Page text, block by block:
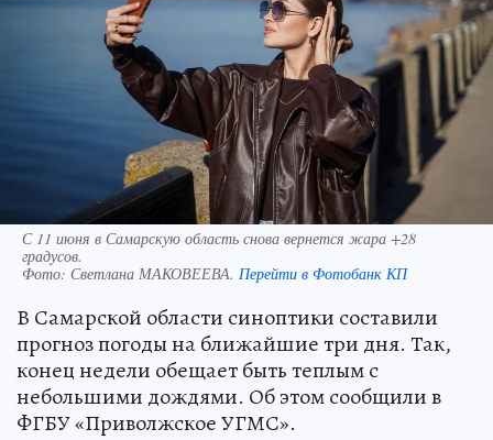
С 11 июня в Самарскую область снова вернется жара +28
градусов.
Фото: Светлана МАКОВЕЕВА. Перейти в Фотобанк КП
В Самарской области синоптики составили
прогноз погоды на ближайшие три дня. Так,
конец недели обещает быть теплым с
небольшими дождями. Об этом сообщили в
ФГБУ «Приволжское УГМС».